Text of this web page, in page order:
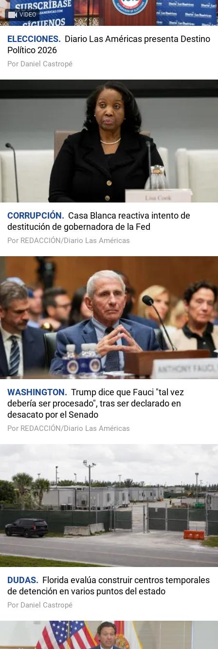
VIDEO
ELECCIONES
Diario Las Américas presenta Destino
Político 2026
Por Daniel Castropé
CORRUPCIÓN
Casa Blanca reactiva intento de
destitución de gobernadora de la Fed
Por REDACCIÓN/Diario Las Américas
WASHINGTON
Trump dice que Fauci "tal vez
debería ser procesado", tras ser declarado en
desacato por el Senado
Por REDACCIÓN/Diario Las Américas
DUDAS
Florida evalúa construir centros temporales
de detención en varios puntos del estado
Por Daniel Castropé